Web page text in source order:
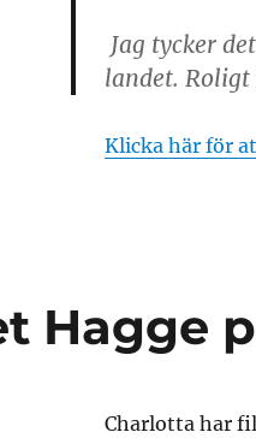
Jag tycker
landet. Roligt
Klicka här för
Hagge
Charlotta har